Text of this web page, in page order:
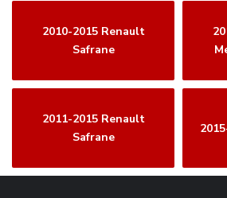
2010-2015 Renault
Safrane
2011-2015 Renault
Safrane